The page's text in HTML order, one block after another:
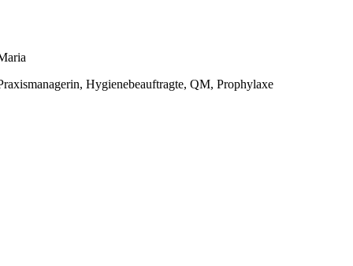
Hygiene­beauftragte, QM, Prophylaxe